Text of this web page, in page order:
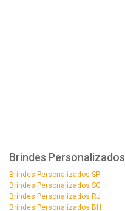
Brindes Personalizados
Brindes Personalizados SP
Brindes Personalizados SC
Brindes Personalizados RJ
Brindes Personalizados BH